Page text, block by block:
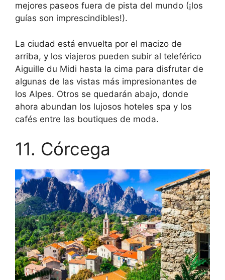
mejores paseos fuera de pista del mundo (¡los
guías son imprescindibles!).
La ciudad está envuelta por el macizo de
arriba, y los viajeros pueden subir al teleférico
Aiguille du Midi hasta la cima para disfrutar de
algunas de las vistas más impresionantes de
los Alpes. Otros se quedarán abajo, donde
ahora abundan los lujosos hoteles spa y los
cafés entre las boutiques de moda.
11. Córcega